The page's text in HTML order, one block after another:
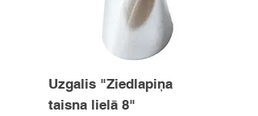
Uzgalis "Ziedlapiņa
taisna lielā 8"